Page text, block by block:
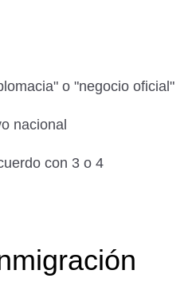
o "negocio oficial"
nacional
con 3 o 4